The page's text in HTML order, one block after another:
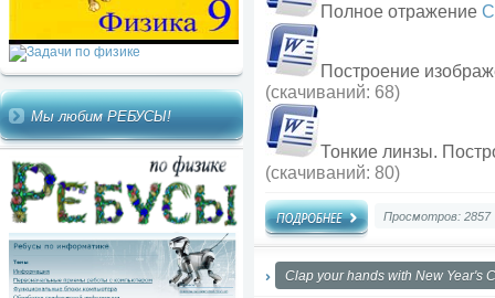
Мы любим РЕБУСЫ!
Полное отражение
Построение
(cкачиваний: 68)
Тонкие линзы.
(cкачиваний: 80)
Просмотров: 2857
Clap your hands with New Year's